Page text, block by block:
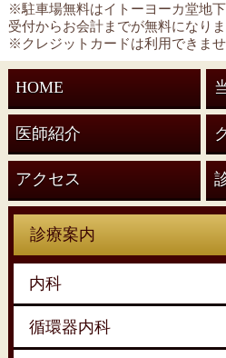
※駐車場無料はイトーヨーカ堂地
受付からお会計までが無料になりま
※クレジットカードは利用できま
HOME
医師紹介
アクセス
診療案内
内科
循環器内科